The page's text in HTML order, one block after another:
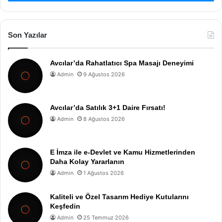
Son Yazılar
Avcılar’da Rahatlatıcı Spa Masajı Deneyimi
Admin 9 Ağustos 2026
Avcılar’da Satılık 3+1 Daire Fırsatı!
Admin 8 Ağustos 2026
E İmza ile e-Devlet ve Kamu Hizmetlerinden
Daha Kolay Yararlanın
Admin 1 Ağustos 2026
Kaliteli ve Özel Tasarım Hediye Kutularını
Keşfedin
Admin 25 Temmuz 2026